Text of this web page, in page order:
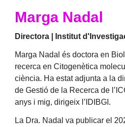
Marga Nadal
Directora | Institut
Marga Nadal és doctora en
recerca en Citogenètica
ciència. Ha estat adjunta a la
de Gestió de la Recerca de
anys i mig, dirigeix l’IDIBGI.
La Dra. Nadal va publicar el